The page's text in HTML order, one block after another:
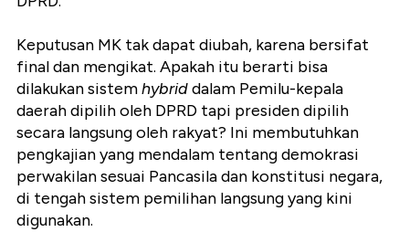
Keputusan MK tak dapat diubah, karena bersifat
final dan mengikat. Apakah itu berarti bisa
dilakukan sistemhybriddalam Pemilu-kepala
daerah dipilih oleh DPRD tapi presiden dipilih
secara langsung oleh rakyat? Ini membutuhkan
pengkajian yang mendalam tentang demokrasi
perwakilan sesuai Pancasila dan konstitusi negara,
di tengah sistem pemilihan langsung yang kini
digunakan.